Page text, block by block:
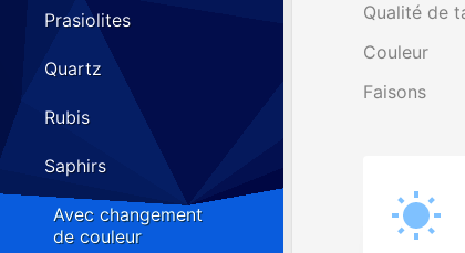
Qualité de
Couleur
Faisons
Prasiolites
Quartz
Rubis
Saphirs
Avec changement
de couleur